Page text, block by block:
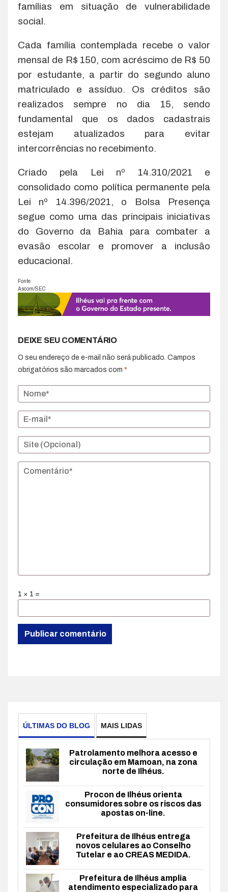
famílias em situação de vulnerabilidade
social.
Cada família contemplada recebe o valor
mensal de R$ 150, com acréscimo de R$ 50
por estudante, a partir do segundo aluno
matriculado e assíduo. Os créditos são
realizados sempre no dia 15, sendo
fundamental que os dados cadastrais
estejam atualizados para evitar
intercorrências no recebimento.
Criado pela Lei nº 14.310/2021 e
consolidado como política permanente pela
Lei nº 14.396/2021, o Bolsa Presença
segue como uma das principais iniciativas
do Governo da Bahia para combater a
evasão escolar e promover a inclusão
educacional.
Fonte
Ascom/SEC
DEIXE SEU COMENTÁRIO
O seu endereço de e-mail não será publicado. Campos
obrigatórios são marcados com *
1 × 1 =
ÚLTIMAS DO BLOG MAIS LIDAS
Patrolamento melhora acesso e
circulação em Mamoan, na zona
norte de Ilhéus.
Procon de Ilhéus orienta
consumidores sobre os riscos das
apostas on-line.
Prefeitura de Ilhéus entrega
novos celulares ao Conselho
Tutelar e ao CREAS MEDIDA.
Prefeitura de Ilhéus amplia
atendimento especializado para